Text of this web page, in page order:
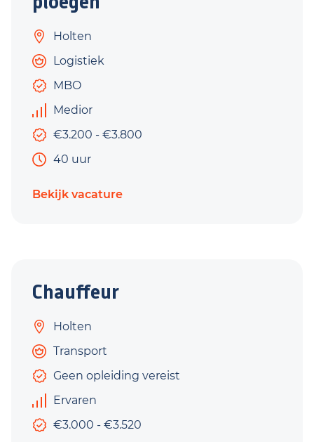
Holten
Logistiek
MBO
Medior
€3.200 - €3.800
40 uur
Bekijk vacature
Chauffeur
Holten
Transport
Geen opleiding vereist
Ervaren
€3.000 - €3.520